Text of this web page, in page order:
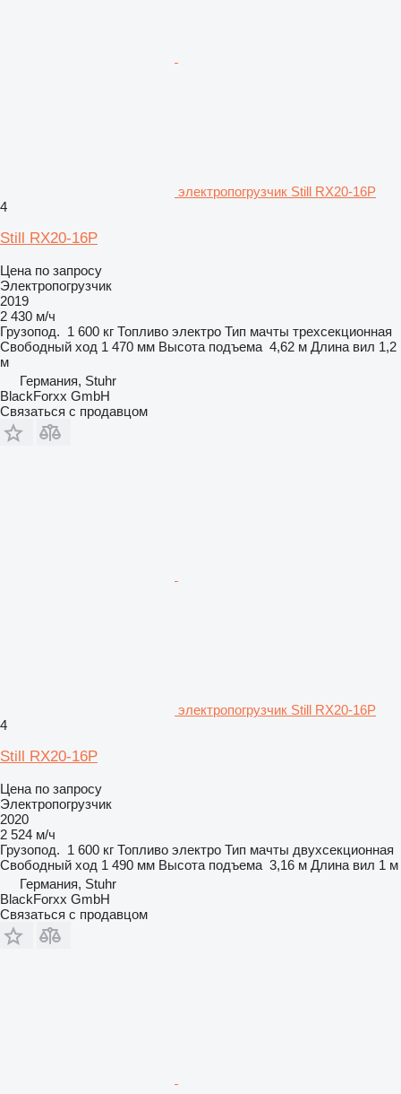
электропогрузчик Still RX20-16P
4
Still RX20-16P
Цена по запросу
Электропогрузчик
2019
2 430 м/ч
Грузопод. 1 600 кг Топливо электро Тип мачты трехсекционная
Свободный ход 1 470 мм Высота подъема 4,62 м Длина вил 1,2
м
Германия, Stuhr
BlackForxx GmbH
Связаться с продавцом
электропогрузчик Still RX20-16P
4
Still RX20-16P
Цена по запросу
Электропогрузчик
2020
2 524 м/ч
Грузопод. 1 600 кг Топливо электро Тип мачты двухсекционная
Свободный ход 1 490 мм Высота подъема 3,16 м Длина вил 1 м
Германия, Stuhr
BlackForxx GmbH
Связаться с продавцом